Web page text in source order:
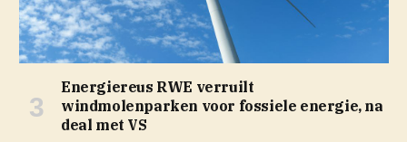
Energiereus RWE verruilt
windmolenparken voor fossiele energie, na
deal met VS